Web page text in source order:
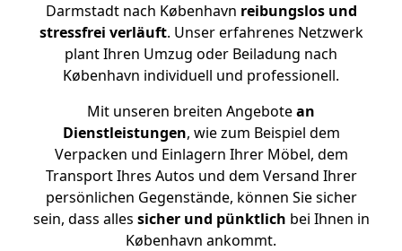
Darmstadt nach København reibungslos und
stressfrei verläuft. Unser erfahrenes Netzwerk
plant Ihren Umzug oder Beiladung nach
København individuell und professionell.
Mit unseren breiten Angebotean
Dienstleistungen, wie zum Beispiel dem
Verpacken und Einlagern Ihrer Möbel, dem
Transport Ihres Autos und dem Versand Ihrer
persönlichen Gegenstände, können Sie sicher
sein, dass alles sicher und pünktlich bei Ihnen in
København ankommt.